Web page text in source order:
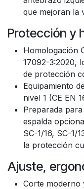
que mejoran la
Protección y
Homologación
17092-3:2020,
de protección
Equipamiento
nivel 1 (CE EN
Preparada
espalda
SC-1/16, SC-1/
la protección
Ajuste,
Corte moderno